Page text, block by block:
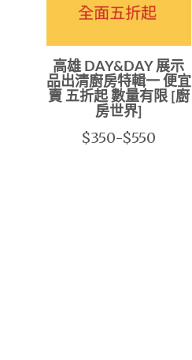
高雄 DAY&DAY 展示
品出清廚房特輯一 便宜
賣 五折起 數量有限 [廚
房世界]
$350-$550